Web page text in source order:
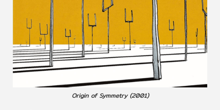
Origin of Symmetry (2001)